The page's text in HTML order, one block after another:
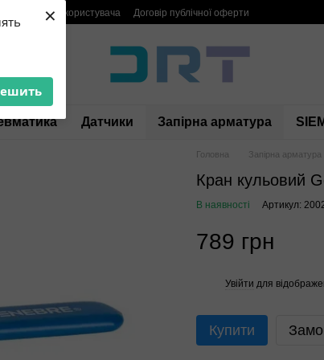
×
Угода користувача Договір публічної оферти
Датчики Запірна арматура
Головна Запірна арматура
Кран кульовий
В наявності Артикул:
789 грн
Увійти для
Купити